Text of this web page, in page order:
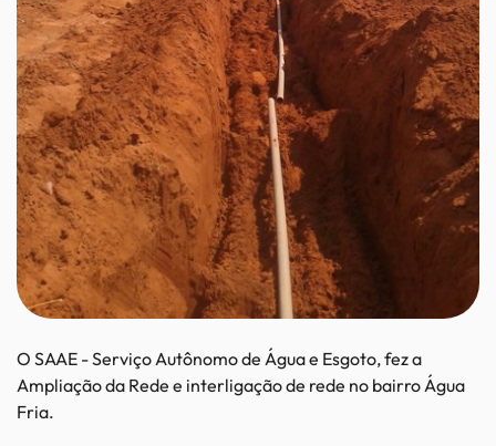
O SAAE - Serviço Autônomo de Água e Esgoto, fez a
Ampliação da Rede e interligação de rede no bairro Água
Fria.